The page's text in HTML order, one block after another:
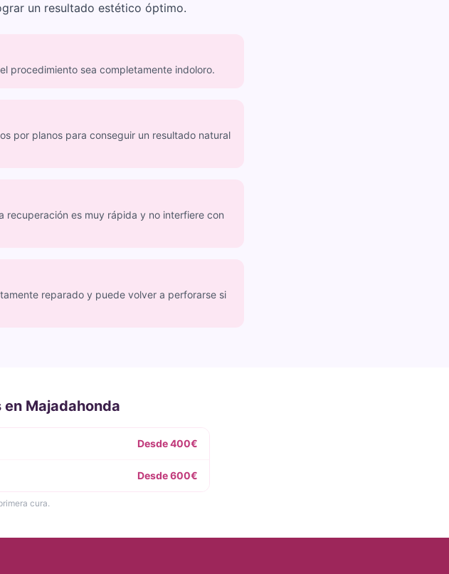
un resultado estético óptimo.
procedimiento sea completamente indoloro.
por planos para conseguir un resultado natural
recuperación es muy rápida y no interfiere con
reparado y puede volver a perforarse si
Majadahonda
Desde 400€
Desde 600€
cura.